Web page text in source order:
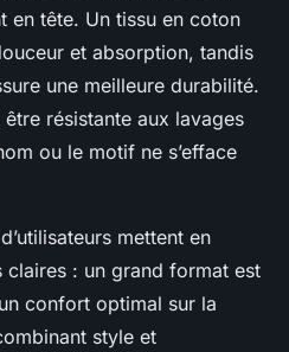
en tête. Un tissu en coton
et absorption, tandis
une meilleure durabilité.
résistante aux lavages
ou le motif ne s’efface
mettent en
claires : un grand format est
confort optimal sur la
style et